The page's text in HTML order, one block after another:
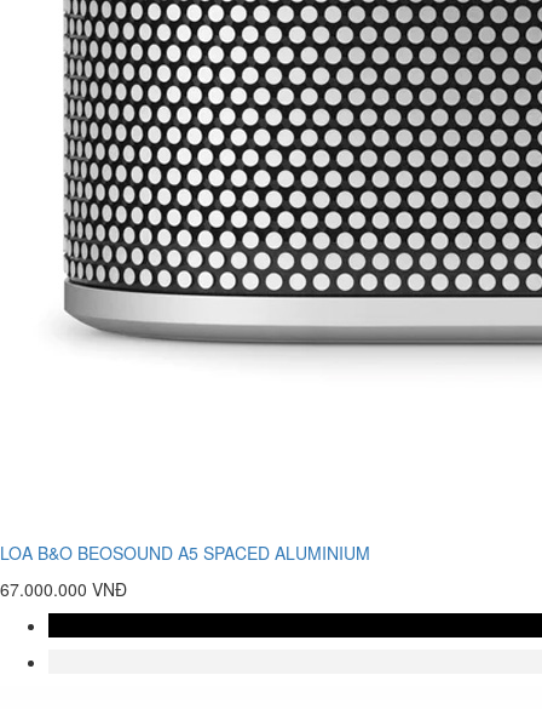
LOA B&O BEOSOUND A5 SPACED ALUMINIUM
67.000.000 VNĐ